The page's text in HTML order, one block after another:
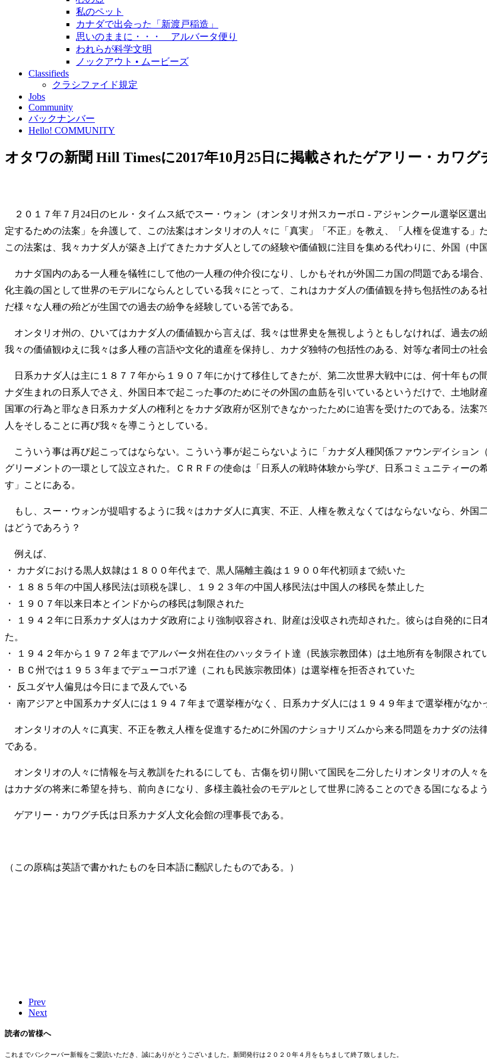
私のペット
カナダで出会った「新渡戸稲造」
思いのままに・・・ アルバータ便り
われらが科学文明
ノックアウト • ムービーズ
Classifieds
クラシファイド規定
Jobs
Community
バックナンバー
Hello! COMMUNITY
オタワの新聞 Hill Timesに2017年10月25日に掲載されたゲアリー・カワグ
２０１７年７月24日のヒル・タイムス紙でスー・ウォン（オンタリオ州スカーボロ - アジャンクール選挙区選
定するための法案」を弁護して、この法案はオンタリオの人々に「真実」「不正」を教え、「人権を促進する」
この法案は、我々カナダ人が築き上げてきたカナダ人としての経験や価値観に注目を集める代わりに、外国（中
カナダ国内のある一人種を犠牲にして他の一人種の仲介役になり、しかもそれが外国二カ国の問題である場合
化主義の国として世界のモデルにならんとしている我々にとって、これはカナダ人の価値観を持ち包括性のあ
だ様々な人種の殆どが生国での過去の紛争を経験している筈である。
オンタリオ州の、ひいてはカナダ人の価値観から言えば、我々は世界史を無視しようともしなければ、過去の
我々の価値観ゆえに我々は多人種の言語や文化的遺産を保持し、カナダ独特の包括性のある、対等な者同士の社
日系カナダ人は主に１８７７年から１９０７年にかけて移住してきたが、第二次世界大戦中には、何十年もの
ナダ生まれの日系人でさえ、外国日本で起こった事のためにその外国の血筋を引いているというだけで、土地
国軍の行為と罪なき日系カナダ人の権利とをカナダ政府が区別できなかったために迫害を受けたのである。法
人をそしることに再び我々を導こうとしている。
こういう事は再び起こってはならない。こういう事が起こらないように「カナダ人種関係ファウンデイション（
グリーメントの一環として設立された。ＣＲＲＦの使命は「日系人の戦時体験から学び、日系コミュニティー
す」ことにある。
もし、スー・ウォンが提唱するように我々はカナダ人に真実、不正、人権を教えなくてはならないなら、外国
はどうであろう？
例えば、
・ カナダにおける黒人奴隷は１８００年代まで、黒人隔離主義は１９００年代初頭まで続いた
・ １８８５年の中国人移民法は頭税を課し、１９２３年の中国人移民法は中国人の移民を禁止した
・ １９０７年以来日本とインドからの移民は制限された
・ １９４２年に日系カナダ人はカナダ政府により強制収容され、財産は没収され売却された。彼らは自発的に
た。
・ １９４２年から１９７２年までアルバータ州在住のハッタライト達（民族宗教団体）は土地所有を制限されて
・ ＢＣ州では１９５３年までデューコボア達（これも民族宗教団体）は選挙権を拒否されていた
・ 反ユダヤ人偏見は今日にまで及んでいる
・ 南アジアと中国系カナダ人には１９４７年まで選挙権がなく、日系カナダ人には１９４９年まで選挙権がなか
オンタリオの人々に真実、不正を教え人権を促進するために外国のナショナリズムから来る問題をカナダの法
である。
オンタリオの人々に情報を与え教訓をたれるにしても、古傷を切り開いて国民を二分したりオンタリオの人々
はカナダの将来に希望を持ち、前向きになり、多様主義社会のモデルとして世界に誇ることのできる国になるよ
ゲアリー・カワグチ氏は日系カナダ人文化会館の理事長である。
（この原稿は英語で書かれたものを日本語に翻訳したものである。）
Prev
Next
読者の皆様へ
これまでバンクーバー新報をご愛読いただき、誠にありがとうございました。新聞発行は２０２０年４月をもちまして終了致しました。